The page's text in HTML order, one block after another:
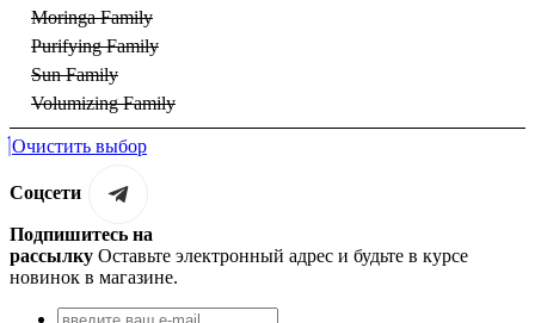
Moringa Family
Purifying Family
Sun Family
Volumizing Family
Очистить выбор
Соцсети
Подпишитесь на
рассылку Оставьте электронный адрес и будьте в курсе
новинок в магазине.